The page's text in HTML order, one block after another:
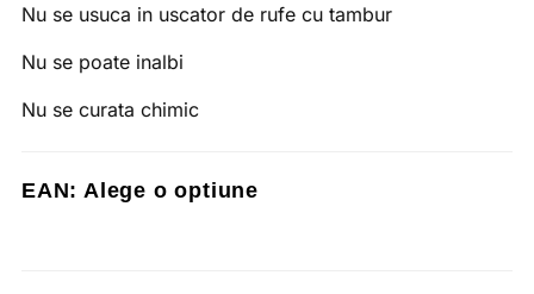
Nu se usuca in uscator de rufe cu tambur
Nu se poate inalbi
Nu se curata chimic
EAN: Alege o optiune